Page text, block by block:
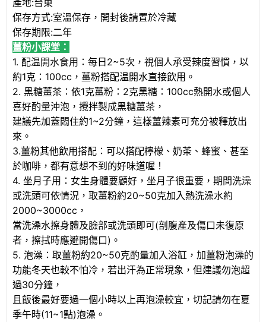
保存方式:室溫保存，開封後請置於冷藏
保存期限:二年
薑粉小課堂：
1. 配温開水食用：每日2~5次，視個人承受辣度習慣，以
約1克：100cc，薑粉搭配温開水直接飲用。
2. 黑糖薑茶：依1克薑粉：2克黑糖：100cc熱開水或個人
喜好酌量沖泡，攪拌製成黑糖薑茶，
建議先加蓋悶住約1~2分鐘，這樣薑辣素可充分被釋放出
來。
3.薑粉其他飲用搭配：可以搭配檸檬、奶茶、蜂蜜、甚至
於咖啡，都有意想不到的好味道喔！
4. 坐月子用：女生身體要顧好，坐月子很重要，期間洗澡
或洗頭可依情況，取薑粉約20~50克加入熱洗澡水約
2000~3000cc，
當洗澡水擦身體及臉部或洗頭即可(剖腹產及傷口未復原
者，擦拭時應避開傷口)。
5. 泡澡：取薑粉約20~50克酌量加入浴缸，加薑粉泡澡的
功能冬天也較不怕冷，若出汗為正常現象，但建議勿泡超
過30分鐘，
且飯後最好要過一個小時以上再泡澡較宜，切記請勿在夏
季午時(11~1點)泡澡。